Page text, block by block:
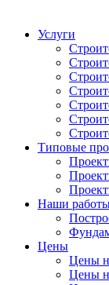
Услуги
Типовые
Наши
Цены
Цены
Цены